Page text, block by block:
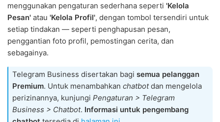
menggunakan pengaturan sederhana seperti 'Kelola
Pesan' atau 'Kelola Profil', dengan tombol tersendiri untuk
setiap tindakan — seperti penghapusan pesan,
penggantian foto profil, pemostingan cerita, dan
sebagainya.
Telegram Business disertakan bagi semua pelanggan
Premium. Untuk menambahkan chatbotdan mengelola
perizinannya, kunjungi Pengaturan > Telegram
Business > Chatbot. Informasi untuk pengembang